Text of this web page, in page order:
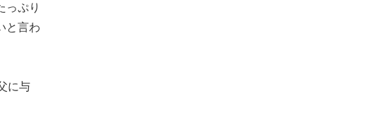
っぷり
と言わ
に与